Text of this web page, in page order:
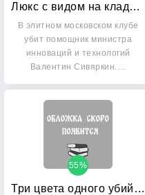
Люкс с видом на кладбище
В элитном московском клубе
убит помощник министра
инноваций и технологий
Валентин Сивяркин.…
Три цвета одного убийства
55%